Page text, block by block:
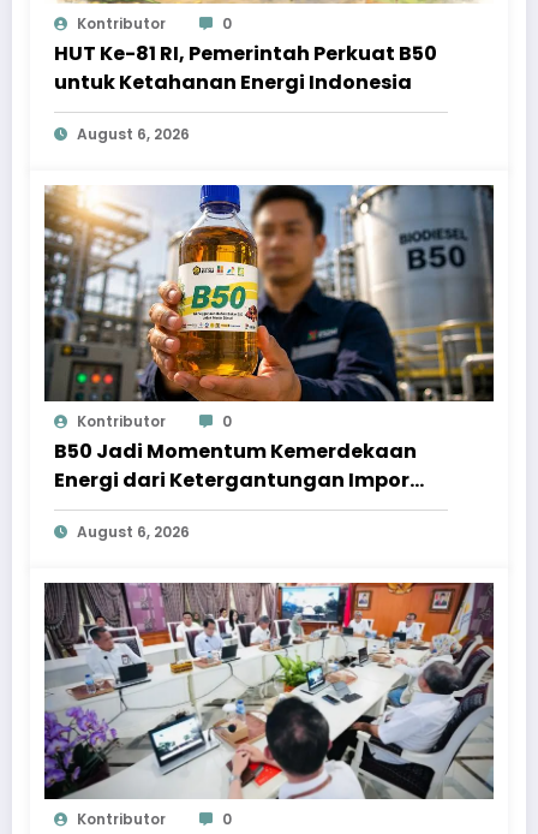
Kontributor 0
HUT Ke-81 RI, Pemerintah Perkuat B50
untuk Ketahanan Energi Indonesia
August 6, 2026
Kontributor 0
B50 Jadi Momentum Kemerdekaan
Energi dari Ketergantungan Impor
Minyak
August 6, 2026
Kontributor 0